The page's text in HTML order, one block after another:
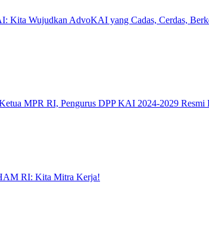
Kita Wujudkan AdvoKAI yang Cadas, Cerdas,
MPR RI, Pengurus DPP KAI 2024-2029 Resmi
RI: Kita Mitra Kerja!